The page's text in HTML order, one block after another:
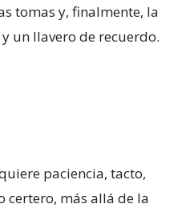
tomas y, finalmente, la
un llavero de recuerdo.
paciencia, tacto,
certero, más allá de la